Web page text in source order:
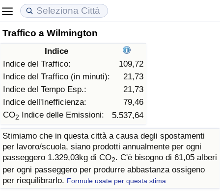
Traffico a Wilmington
Indice
Indice del Traffico:
109,72
Indice del Traffico (in minuti):
21,73
Indice del Tempo Esp.:
21,73
Indice dell'Inefficienza:
79,46
CO2 Indice delle Emissioni: 5.537,64
Stimiamo che in questa città a causa degli spostamenti
per lavoro/scuola, siano prodotti annualmente per ogni
passeggero 1.329,03kg di CO2. C'è bisogno di 61,05 alberi
per ogni passeggero per produrre abbastanza ossigeno
per riequilibrarlo. Formule usate per questa stima
Costo della vita
Indice Del Costo Della Vita (corrente)
Indice Del Costo Della Vita
Indice del Costo della Vita per Nazione
ad Aqaba
Prezzi degli immobili
Indice del Prezzo delle Case (Corrente)
Indice del Prezzo delle Case
Indice del Prezzo delle Case per Nazione
Qualità della Vita
Indice della Qualità della Vita
Indice della Qualità della Vita (Corrente)
Indice della qualità della vita per Paese
Criminalità
Indice del Tasso di Criminalità (Corrente)
Indice della Criminalità